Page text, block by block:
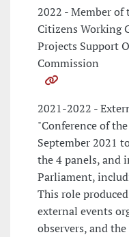
2022 - Member
Citizens Working
Projects Support
Commission
2021-2022 -
"Conference of
September 2021
the 4 panels, and
Parliament,
This role
external events
observers, and